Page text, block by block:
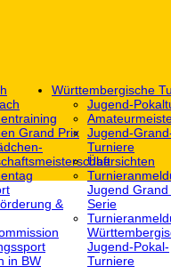
Grand Prix
&
in BW
Württembergische
Jugend-
Jugend-
Turniere
Übersichten
Jugend Grand
Serie
Jugend-Pokal-
Turniere